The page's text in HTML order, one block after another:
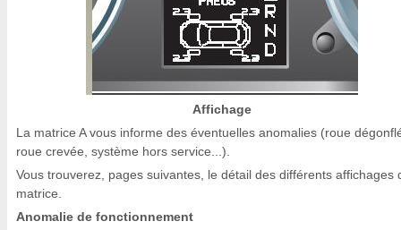
Affichage
La matrice A vous informe des éventuelles anomalies (roue
roue crevée, système hors service...).
Vous trouverez, pages suivantes, le détail des différents affichages
matrice.
Anomalie de fonctionnement